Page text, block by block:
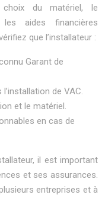
du matériel, le
aides financières
que l’installateur :
Garant de
de VAC.
et le matériel.
en cas de
il est important
et ses assurances.
entreprises et à